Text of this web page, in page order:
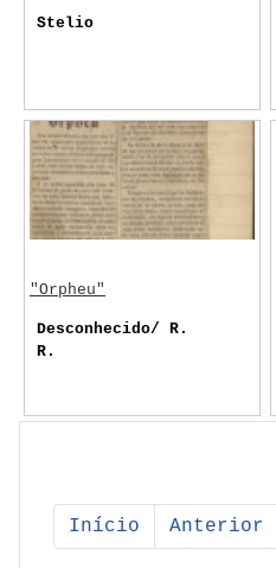
Início Anterior
Stelio
"Orpheu"
Desconhecido/ R.
R.